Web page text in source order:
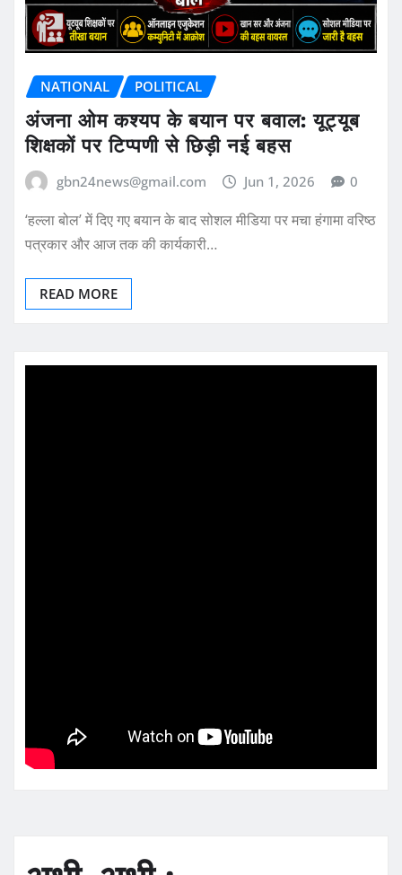
NATIONAL POLITICAL
अंजना ओम कश्यप के बयान पर बवाल: यूट्यूब
शिक्षकों पर टिप्पणी से छिड़ी नई बहस
gbn24news@gmail.com Jun 1, 2026 0
‘हल्ला बोल’ में दिए गए बयान के बाद सोशल मीडिया पर मचा हंगामा वरिष्ठ
पत्रकार और आज तक की कार्यकारी…
READ MORE